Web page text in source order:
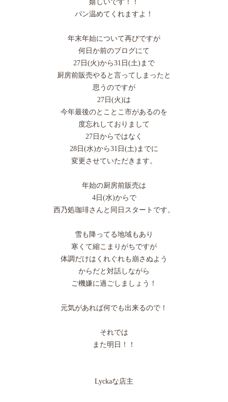
嬉しいです！！
パン温めてくれますよ！
年末年始について再びですが
何日か前のブログにて
27日(火)から31日(土)まで
厨房前販売やると言ってしまったと
思うのですが
27日(火)は
今年最後のとことこ市があるのを
度忘れしておりまして
27日からではなく
28日(水)から31日(土)までに
変更させていただきます。
年始の厨房前販売は
4日(水)からで
西乃処珈琲さんと同日スタートです。
雪も降ってる地域もあり
寒くて縮こまりがちですが
体調だけはくれぐれも崩さぬよう
からだと対話しながら
ご機嫌に過ごしましょう！
元気があれば何でも出来るので！
それでは
また明日！！
Lyckaな店主